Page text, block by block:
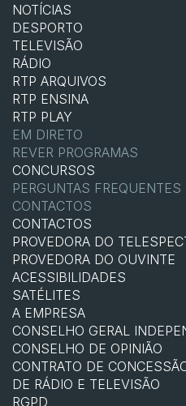
NOTÍCIAS
DESPORTO
TELEVISÃO
RÁDIO
RTP ARQUIVOS
RTP ENSINA
RTP PLAY
EM DIRETO
REVER PROGRAMAS
CONCURSOS
PERGUNTAS FREQUENTES
CONTACTOS
CONTACTOS
PROVEDORA DO
PROVEDORA DO OUVINTE
ACESSIBILIDADES
SATÉLITES
A EMPRESA
CONSELHO GERAL
CONSELHO DE OPINIÃO
CONTRATO DE
DE RÁDIO E TELEVISÃO
RGPD